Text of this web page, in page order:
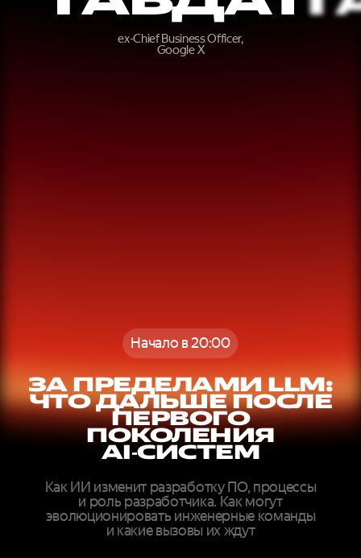
ex-Chief Business Officer,
Google X
Начало в 20:00
ЗА ПРЕДЕЛАМИ LLM:
ЧТО ДАЛЬШЕ ПОСЛЕ
ПЕРВОГО
ПОКОЛЕНИЯ
AI‑СИСТЕМ
Как ИИ изменит разработку ПО, процессы
и роль разработчика. Как могут
эволюционировать инженерные команды
и какие вызовы их ждут